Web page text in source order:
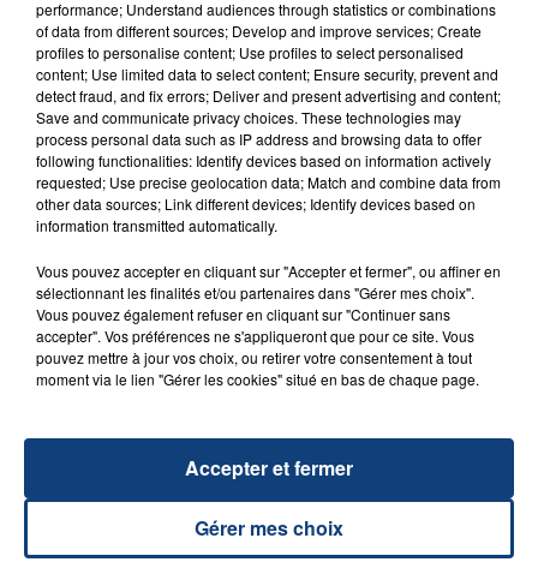
FIL D'ACTU
23 juillet 2026
INCENDIE MORTEL À LENS : UNE FEMME ET
SON BÉBÉ ENTRE LA VIE ET LA...
Un homme s'est immolé par le feu après avoir
d'un liquide inflammable.
performance; Understand audiences through statistics or combinations
of data from different sources; Develop and improve services; Create
profiles to personalise content; Use profiles to select personalised
content; Use limited data to select content; Ensure security, prevent and
detect fraud, and fix errors; Deliver and present advertising and content;
Save and communicate privacy choices. These technologies may
process personal data such as IP address and browsing data to offer
following functionalities: Identify devices based on information actively
requested; Use precise geolocation data; Match and combine data from
other data sources; Link different devices; Identify devices based on
information transmitted automatically.
Vous pouvez accepter en cliquant sur "Accepter et fermer", ou affiner en
sélectionnant les finalités et/ou partenaires dans "Gérer mes choix".
Vous pouvez également refuser en cliquant sur "Continuer sans
accepter". Vos préférences ne s'appliqueront que pour ce site. Vous
pouvez mettre à jour vos choix, ou retirer votre consentement à tout
moment via le lien "Gérer les cookies" situé en bas de chaque page.
Gérer mes choix
Accepter et fermer